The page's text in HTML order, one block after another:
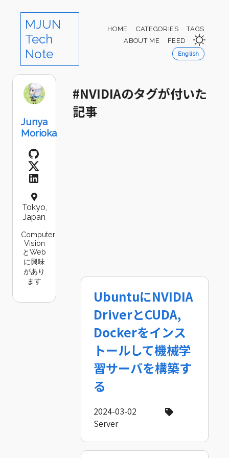
MJUN
Tech
Note
HOME CATEGORIES
TAGS
ABOUT ME
FEED
English
Junya
Morioka
Tokyo,
Japan
Computer
Vision
とWeb
に興味
があり
ます
#NVIDIAのタグが付いた
記事
UbuntuにNVIDIA
DriverとCUDA,
Dockerをインス
トールして機械学
習サーバを構築す
る
2024-03-02
Server